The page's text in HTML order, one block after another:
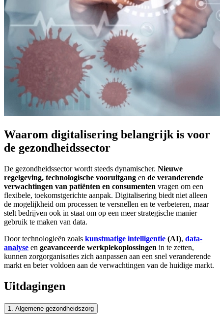
Waarom digitalisering belangrijk is voor
de gezondheidssector
De gezondheidssector wordt steeds dynamischer. Nieuwe
regelgeving, technologische vooruitgang en de veranderende
verwachtingen van patiënten en consumenten vragen om een
flexibele, toekomstgerichte aanpak. Digitalisering biedt niet alleen
de mogelijkheid om processen te versnellen en te verbeteren, maar
stelt bedrijven ook in staat om op een meer strategische manier
gebruik te maken van data.
Door technologieën zoals kunstmatige intelligentie (AI), data-
analyse en geavanceerde werkplekoplossingen in te zetten,
kunnen zorgorganisaties zich aanpassen aan een snel veranderende
markt en beter voldoen aan de verwachtingen van de huidige markt.
Uitdagingen
1. Algemene gezondheidszorg